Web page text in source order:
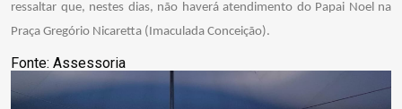
ressaltar que, nestes dias, não haverá atendimento do Papai Noel na
Praça Gregório Nicaretta (Imaculada Conceição).
Fonte: Assessoria